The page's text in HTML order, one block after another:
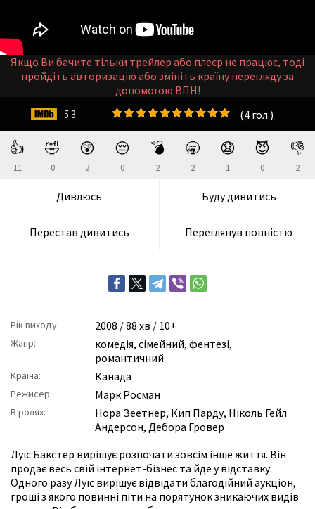
👍
11
🤣
0
😲
2
😔
0
💣
2
🥱
2
😧
1
😈
0
👎
2
Дивлюсь Буду дивитись
Перестав дивитись Переглянув повністю
Рік виходу: 2008 / 88 хв / 10+
Жанр: комедія, сімейний, фентезі,
романтичний
Країна: Канада
Режисер: Марк Росман
В ролях: Нора Зеетнер, Кип Парду, Ніколь Гейл
Андерсон, Дебора Гровер
Луїс Бакстер вирішує розпочати зовсім інше життя. Він
продає весь свій інтернет-бізнес та йде у відставку.
Одного разу Луїс вирішує відвідати благодійний аукціон,
гроші з якого повинні піти на порятунок зникаючих видів
(4гол.)
5.3
Якщо Ви бачите тільки трейлер або плеєр не працює, тоді
пройдіть авторизацію або змініть країну перегляду за
допомогою ВПН!